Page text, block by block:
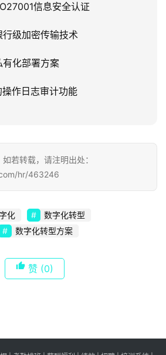
信息安全认证
行级加密传输技术
有化部署方案
作日志审计功能
若转载，请注明出处：
hr/463246
化
数字化转型
数字化转型方案
赞 (0)